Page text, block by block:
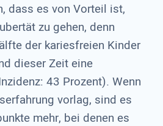
dass es von Vorteil ist,
zu gehen, denn
der kariesfreien Kinder
dieser Zeit eine
43 Prozent). Wenn
vorlag, sind es
mehr, bei denen es